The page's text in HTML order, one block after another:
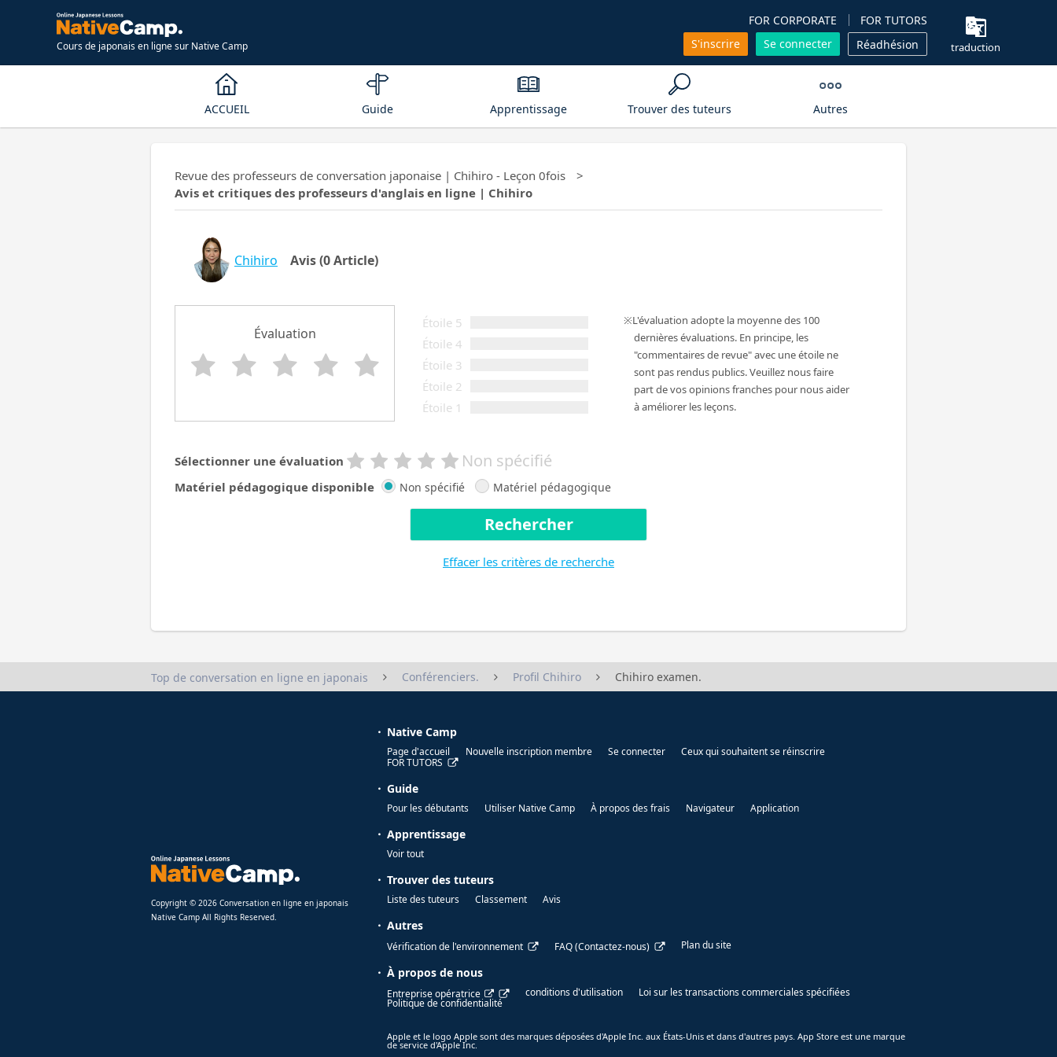
Cours de japonais en ligne sur Native Camp
FOR CORPORATE
FOR TUTORS
S'inscrire
Se connecter Réadhésion traduction
ACCUEIL Guide Apprentissage Trouver des tuteurs Autres
Revue des professeurs de conversation japonaise | Chihiro - Leçon 0fois
Avis et critiques des professeurs d'anglais en ligne | Chihiro
Chihiro Avis(0 Article)
Évaluation
Étoile 5
Étoile 4
Étoile 3
Étoile 2
Étoile 1
L'évaluation adopte la moyenne des 100
dernières évaluations. En principe, les
"commentaires de revue" avec une étoile ne
sont pas rendus publics. Veuillez nous faire
part de vos opinions franches pour nous aider
à améliorer les leçons.
Sélectionner une évaluation Non spécifié
Matériel pédagogique disponible Non spécifié Matériel pédagogique
Rechercher
Effacer les critères de recherche
Top de conversation en ligne en japonais Conférenciers. Profil Chihiro Chihiro examen.
Copyright © 2026 Conversation en ligne en japonais
Native Camp All Rights Reserved.
Native Camp
Page d'accueil Nouvelle inscription membre Se connecter
Ceux qui souhaitent se réinscrire
FOR TUTORS
Guide
Pour les débutants Utiliser Native Camp À propos des frais Navigateur Application
Apprentissage
Voir tout
Trouver des tuteurs
Liste des tuteurs Classement Avis
Autres
Vérification de l'environnement FAQ (Contactez-nous) Plan du site
À propos de nous
Entreprise opératrice conditions d'utilisation
Loi sur les transactions commerciales spécifiées
Politique de confidentialité
Apple et le logo Apple sont des marques déposées d'Apple Inc. aux États-Unis et dans d'autres pays. App Store est une marque
de service d'Apple Inc.